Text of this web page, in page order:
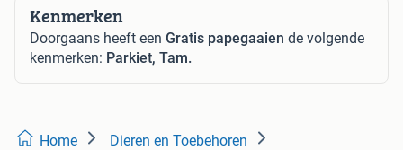
Kenmerken
Doorgaans heeft een Gratis papegaaien de volgende
kenmerken: Parkiet, Tam.
Home Dieren en Toebehoren